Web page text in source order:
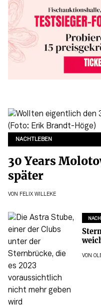
NACHTLEBEN
30 Years
später
VON FELIX WILLEKE
VON